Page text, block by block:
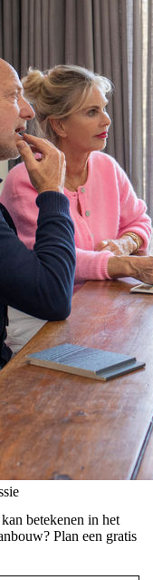
betekenen in het
Plan een gratis